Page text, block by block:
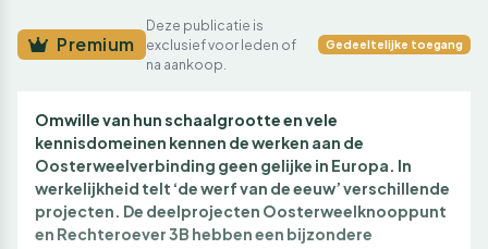
Premium
Deze publicatie is
exclusief voor leden of
na aankoop.
Gedeeltelijke toegang
Omwille van hun schaalgrootte en vele
kennisdomeinen kennen de werken aan de
Oosterweelverbinding geen gelijke in Europa. In
werkelijkheid telt ‘de werf van de eeuw’ verschillende
projecten. De deelprojecten Oosterweelknooppunt
en Rechteroever 3B hebben een bijzondere